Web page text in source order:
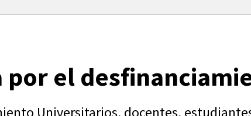
el
Universitarios, docentes,